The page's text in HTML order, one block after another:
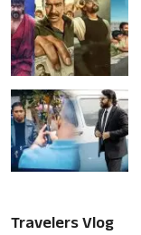
Travelers Vlog